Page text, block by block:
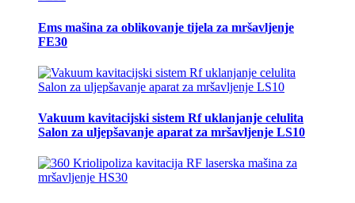
Ems mašina za oblikovanje tijela za mršavljenje
FE30
Vakuum kavitacijski sistem Rf uklanjanje celulita
Salon za uljepšavanje aparat za mršavljenje LS10